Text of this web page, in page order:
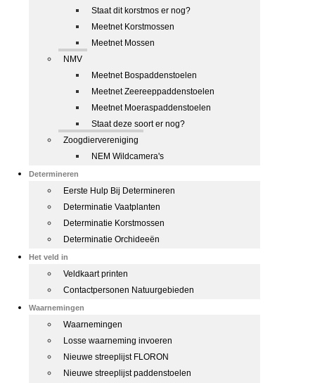
Staat dit korstmos er nog?
Meetnet Korstmossen
Meetnet Mossen
NMV
Meetnet Bospaddenstoelen
Meetnet Zeereeppaddenstoelen
Meetnet Moeraspaddenstoelen
Staat deze soort er nog?
Zoogdiervereniging
NEM Wildcamera's
Determineren
Eerste Hulp Bij Determineren
Determinatie Vaatplanten
Determinatie Korstmossen
Determinatie Orchideeën
Het veld in
Veldkaart printen
Contactpersonen Natuurgebieden
Waarnemingen
Waarnemingen
Losse waarneming invoeren
Nieuwe streeplijst FLORON
Nieuwe streeplijst paddenstoelen